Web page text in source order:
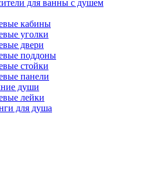
для ванны с душем
кабины
уголки
двери
поддоны
стойки
панели
души
лейки
для душа